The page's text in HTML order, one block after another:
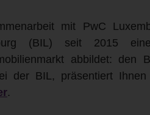
mit PwC
(BIL) seit 2015
abbildet: den
der BIL, präsentiert Ihnen
.